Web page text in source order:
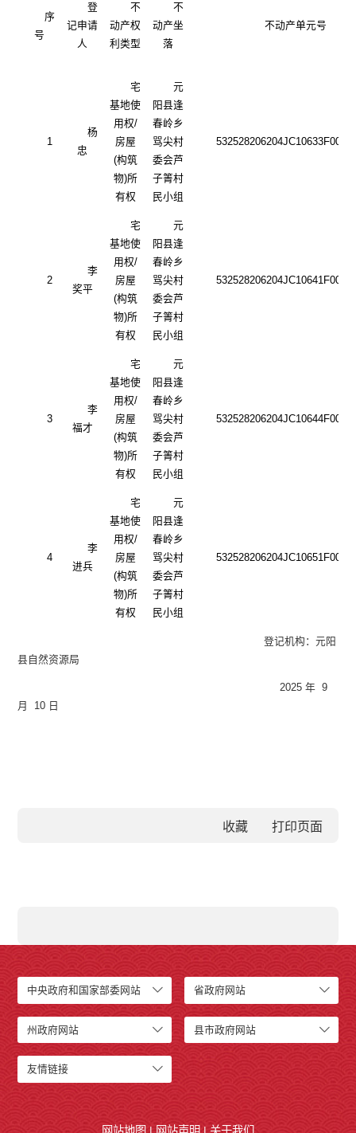
序
号
登
记申请
人
不
动产权
利类型
不
动产坐
落
不动产单元号
1
杨
忠
宅
基地使
用权/
房屋
(构筑
物)所
有权
元
阳县逢
春岭乡
骂尖村
委会芦
子箐村
民小组
2
李
奖平
宅
基地使
用权/
房屋
(构筑
物)所
有权
元
阳县逢
春岭乡
骂尖村
委会芦
子箐村
民小组
3
李
福才
宅
基地使
用权/
房屋
(构筑
物)所
有权
元
阳县逢
春岭乡
骂尖村
委会芦
子箐村
民小组
4
李
进兵
宅
基地使
用权/
房屋
(构筑
物)所
有权
元
阳县逢
春岭乡
骂尖村
委会芦
子箐村
民小组
登记机构：元阳
县自然资源局
2025 年 9
月 10 日
收藏
中央政府和国家部委网站 省政府网站
州政府网站 县市政府网站
友情链接